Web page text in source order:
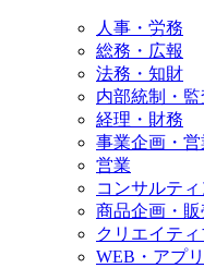
人事・労務
総務・広報
法務・知財
内部統制・監
経理・財務
事業企画・営
営業
コンサルテ
商品企画・
クリエイティ
WEB・アプ